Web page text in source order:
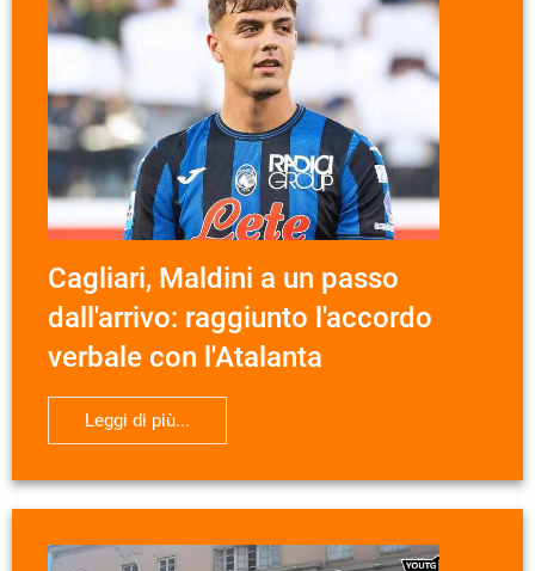
Cagliari, Maldini a un passo
dall'arrivo: raggiunto l'accordo
verbale con l'Atalanta
Leggi di più...